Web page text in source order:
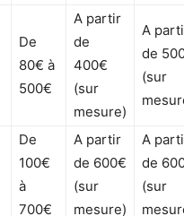
De
80€ à
500€
A partir
de
400€
(sur
mesure)
A
de
(sur
De
100€
à
700€
A partir
de 600€
(sur
mesure)
A
de
(sur